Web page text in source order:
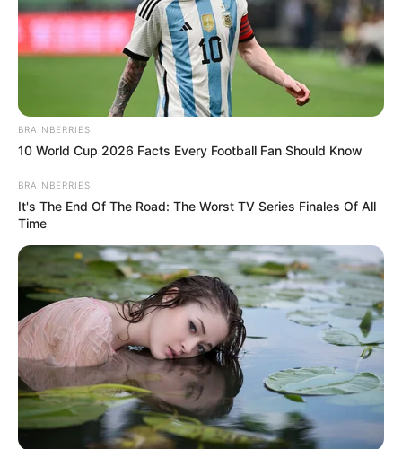
BRAINBERRIES
10 World Cup 2026 Facts Every Football Fan Should Know
BRAINBERRIES
It's The End Of The Road: The Worst TV Series Finales Of All
Time